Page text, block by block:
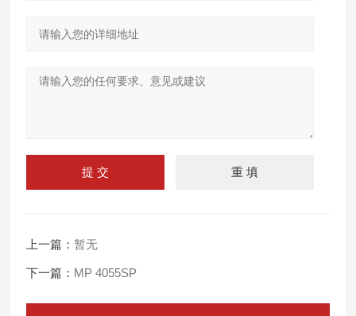
上一篇：暂无
下一篇： MP 4055SP